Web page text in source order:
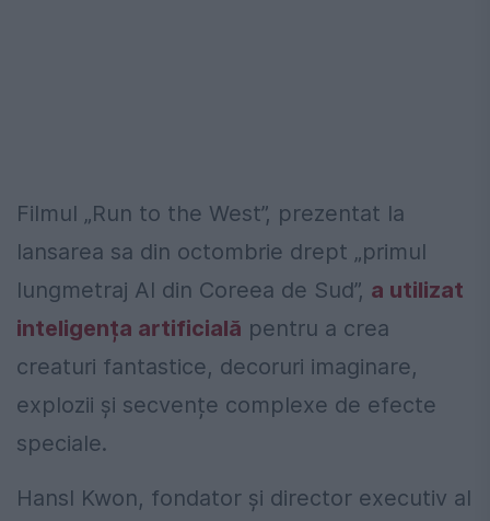
Filmul „Run to the West”, prezentat la
lansarea sa din octombrie drept „primul
lungmetraj AI din Coreea de Sud”, a utilizat
inteligența artificială pentru a crea
creaturi fantastice, decoruri imaginare,
explozii și secvențe complexe de efecte
speciale.
Hansl Kwon, fondator și director executiv al